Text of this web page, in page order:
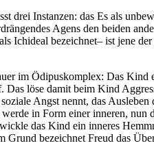
drei Instanzen: das Es als
Agens den beiden
Ichideal bezeichnet– ist jene
im Ödipuskomplex: Das
löse damit beim Kind
Angst nennt, das
in Form einer inneren,
das Kind ein inneres
Grund bezeichnet Freud das